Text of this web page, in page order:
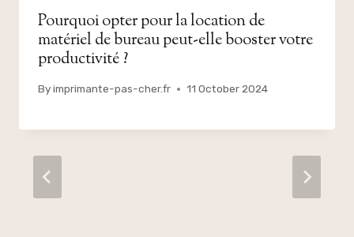
Pourquoi opter pour la location de
matériel de bureau peut-elle booster votre
productivité ?
Byimprimante-pas-cher.fr 11 October 2024